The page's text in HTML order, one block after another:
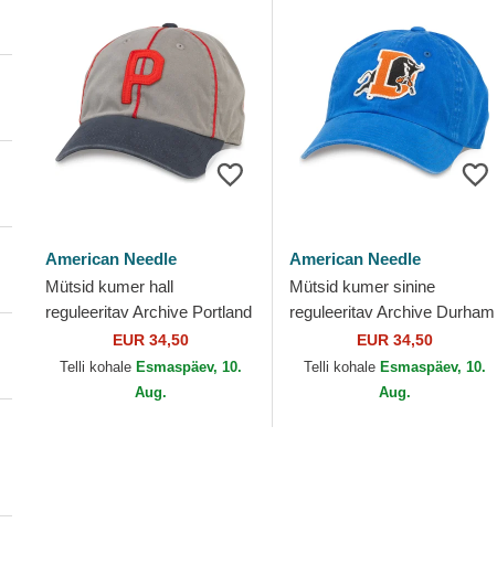
American Needle
Mütsid kumer hall
reguleeritav Archive Portland
Beavers MiLB American
Needle
EUR 34,50
Telli kohale Esmaspäev, 10.
Aug.
American Needle
Mütsid kumer sinine
reguleeritav Archive Durham
Bulls MiLB American Needle
EUR 34,50
Telli kohale Esmaspäev, 10.
Aug.